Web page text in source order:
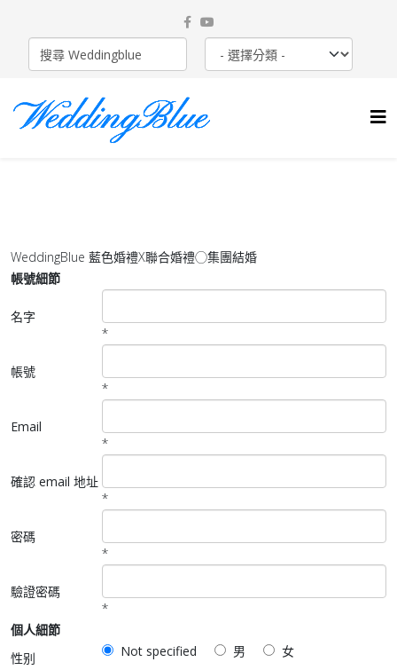
WeddingBlue 藍色婚禮X聯合婚禮◯集團結婚
帳號細節
名字
*
帳號
*
Email
*
確認 email 地址
*
密碼
*
驗證密碼
*
個人細節
性别
Not specified 男 女